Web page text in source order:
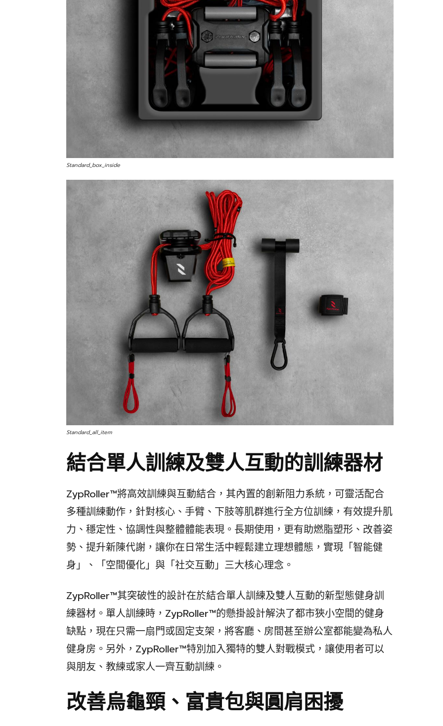
Standard_box_inside
Standard_all_item
結合單人訓練及雙人互動的訓練器材
ZypRoller™將高效訓練與互動結合，其內置的創新阻力系統，可靈活配合
多種訓練動作，針對核心、手臂、下肢等肌群進行全方位訓練，有效提升肌
力、穩定性、協調性與整體體能表現。長期使用，更有助燃脂塑形、改善姿
勢、提升新陳代謝，讓你在日常生活中輕鬆建立理想體態，實現「智能健
身」、「空間優化」與「社交互動」三大核心理念。
ZypRoller™其突破性的設計在於結合單人訓練及雙人互動的新型態健身訓
練器材。單人訓練時，ZypRoller™的懸掛設計解決了都市狹小空間的健身
缺點，現在只需一扇門或固定支架，將客廳、房間甚至辦公室都能變為私人
健身房。另外，ZypRoller™特別加入獨特的雙人對戰模式，讓使用者可以
與朋友、教練或家人一齊互動訓練。
改善烏龜頸、富貴包與圓肩困擾